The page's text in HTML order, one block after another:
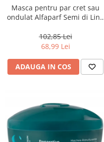
Masca pentru par cret sau
ondulat Alfaparf Semi di Lino
102,85 Lei
68,99 Lei
ADAUGA IN COS